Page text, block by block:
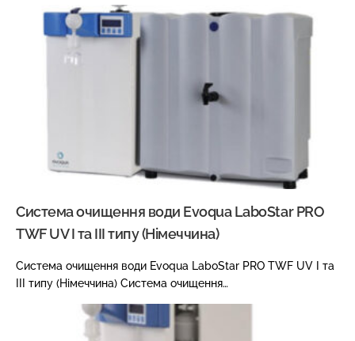
Система очищення води Evoqua LaboStar PRO
TWF UV I та III типу (Німеччина)
Система очищення води Evoqua LaboStar PRO TWF UV I та
III типу (Німеччина) Система очищення…